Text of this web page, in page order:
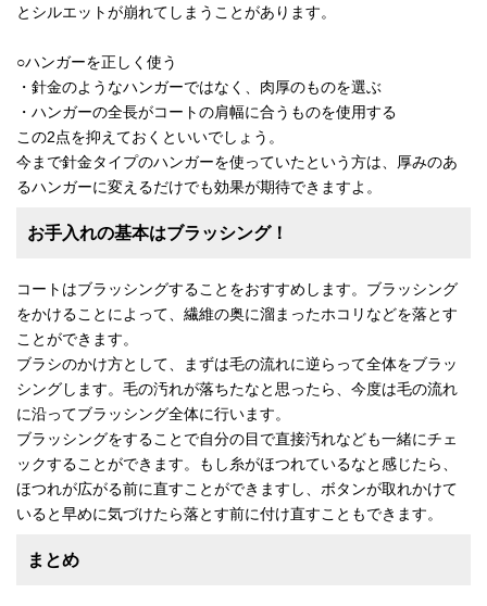
とシルエットが崩れてしまうことがあります。
○ハンガーを正しく使う
・針金のようなハンガーではなく、肉厚のものを選ぶ
・ハンガーの全長がコートの肩幅に合うものを使用する
この2点を抑えておくといいでしょう。
今まで針金タイプのハンガーを使っていたという方は、厚みのあ
るハンガーに変えるだけでも効果が期待できますよ。
お手入れの基本はブラッシング！
コートはブラッシングすることをおすすめします。ブラッシング
をかけることによって、繊維の奥に溜まったホコリなどを落とす
ことができます。
ブラシのかけ方として、まずは毛の流れに逆らって全体をブラッ
シングします。毛の汚れが落ちたなと思ったら、今度は毛の流れ
に沿ってブラッシング全体に行います。
ブラッシングをすることで自分の目で直接汚れなども一緒にチェ
ックすることができます。もし糸がほつれているなと感じたら、
ほつれが広がる前に直すことができますし、ボタンが取れかけて
いると早めに気づけたら落とす前に付け直すこともできます。
まとめ